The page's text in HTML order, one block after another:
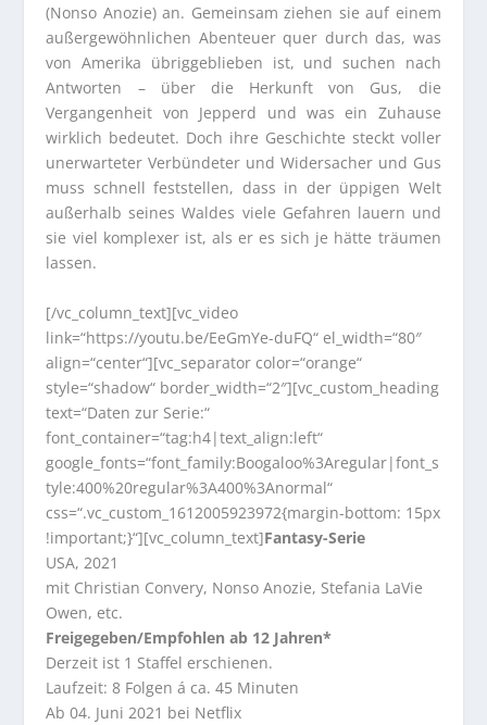
(Nonso Anozie) an. Gemeinsam ziehen sie auf einem
außergewöhnlichen Abenteuer quer durch das, was
von Amerika übriggeblieben ist, und suchen nach
Antworten – über die Herkunft von Gus, die
Vergangenheit von Jepperd und was ein Zuhause
wirklich bedeutet. Doch ihre Geschichte steckt voller
unerwarteter Verbündeter und Widersacher und Gus
muss schnell feststellen, dass in der üppigen Welt
außerhalb seines Waldes viele Gefahren lauern und
sie viel komplexer ist, als er es sich je hätte träumen
lassen.
[/vc_column_text][vc_video
link=“https://youtu.be/EeGmYe-duFQ“ el_width=“80″
align=“center“][vc_separator color=“orange“
style=“shadow“ border_width=“2″][vc_custom_heading
text=“Daten zur Serie:“
font_container=“tag:h4|text_align:left“
google_fonts=“font_family:Boogaloo%3Aregular|font_s
tyle:400%20regular%3A400%3Anormal“
css=“.vc_custom_1612005923972{margin-bottom: 15px
!important;}“][vc_column_text]Fantasy-Serie
USA, 2021
mit Christian Convery, Nonso Anozie, Stefania LaVie
Owen, etc.
Freigegeben/Empfohlen ab 12 Jahren*
Derzeit ist 1 Staffel erschienen.
Laufzeit: 8 Folgen á ca. 45 Minuten
Ab 04. Juni 2021 bei Netflix